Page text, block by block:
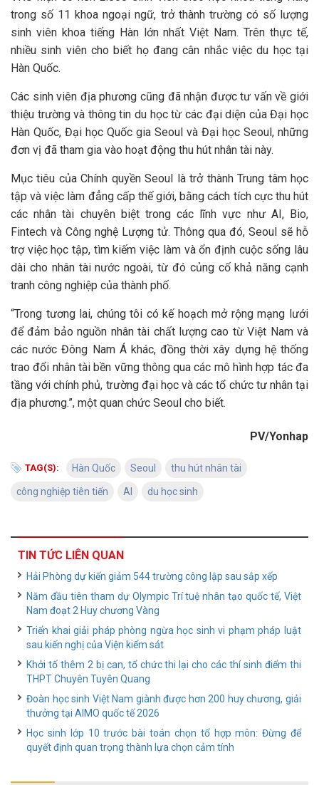
trong số 11 khoa ngoại ngữ, trở thành trường có số lượng
sinh viên khoa tiếng Hàn lớn nhất Việt Nam. Trên thực tế,
nhiều sinh viên cho biết họ đang cân nhắc việc du học tại
Hàn Quốc.
Các sinh viên địa phương cũng đã nhận được tư vấn về giới
thiệu trường và thông tin du học từ các đại diện của Đại học
Hàn Quốc, Đại học Quốc gia Seoul và Đại học Seoul, những
đơn vị đã tham gia vào hoạt động thu hút nhân tài này.
Mục tiêu của Chính quyền Seoul là trở thành Trung tâm học
tập và việc làm đẳng cấp thế giới, bằng cách tích cực thu hút
các nhân tài chuyên biệt trong các lĩnh vực như AI, Bio,
Fintech và Công nghệ Lượng tử. Thông qua đó, Seoul sẽ hỗ
trợ việc học tập, tìm kiếm việc làm và ổn định cuộc sống lâu
dài cho nhân tài nước ngoài, từ đó củng cố khả năng cạnh
tranh công nghiệp của thành phố.
“Trong tương lai, chúng tôi có kế hoạch mở rộng mạng lưới
để đảm bảo nguồn nhân tài chất lượng cao từ Việt Nam và
các nước Đông Nam Á khác, đồng thời xây dựng hệ thống
trao đổi nhân tài bền vững thông qua các mô hình hợp tác đa
tầng với chính phủ, trường đại học và các tổ chức tư nhân tại
địa phương.”, một quan chức Seoul cho biết.
PV/Yonhap
TAG(S): Hàn Quốc Seoul thu hút nhân tài
công nghiệp tiên tiến AI du học sinh
TIN TỨC LIÊN QUAN
Hải Phòng dự kiến giảm 544 trường công lập sau sắp xếp
Năm đầu tiên tham dự Olympic Trí tuệ nhân tạo quốc tế, Việt
Nam đoạt 2 Huy chương Vàng
Triển khai giải pháp phòng ngừa học sinh vi phạm pháp luật
sau kiến nghị của Viện kiểm sát
Khởi tố thêm 2 bị can, tổ chức thi lại cho các thí sinh điểm thi
THPT Chuyên Tuyên Quang
Đoàn học sinh Việt Nam giành được hơn 200 huy chương, giải
thưởng tại AIMO quốc tế 2026
Học sinh lớp 10 trước bài toán chọn tổ hợp môn: Đừng để
quyết định quan trọng thành lựa chọn cảm tính